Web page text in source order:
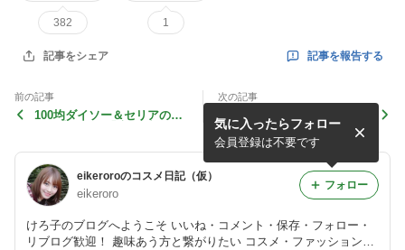
382 1
記事をシェア 記事を報告する
前の記事
100均ダイソー＆セリアのヘ
リップ」ゲッツ♪
次の記事
ちふれ秋冬新作コスメ「ネイ
ルエナメル・口紅・口紅ケー
ス」選んでゲッツ♪
eikeroroのコスメ日記（仮）
eikeroro
けろ子のブログへようこそ いいね・コメント・保存・フォロー・
リブログ歓迎！ 趣味あう方と繋がりたい コスメ・ファッション・
気に入ったらフォロー
会員登録は不要です
フォロー